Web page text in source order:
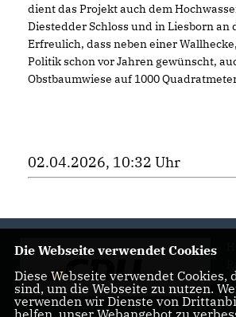
dient das Projekt auch dem
Diestedder Schloss und in Liesborn an
Erfreulich, dass neben einer
Politik schon vor Jahren gewünscht,
Obstbaumwiese auf 1000
02.04.2026, 10:32 Uhr
Die Webseite verwendet Cookies
Diese Webseite verwendet Cookies,
sind, um die Webseite zu nutzen.
verwenden wir Dienste von
helfen, unser Webangebot zu